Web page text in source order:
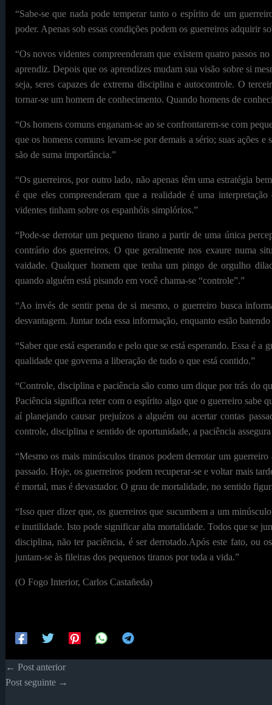
“Sabe-se que nada pode temperar tanto o espírito de um
poder. Apenas sob essas condições podem os guerreiros adquirir
“Os novos videntes compreenderam que existem quatro passos
aprendiz. Depois que os aprendizes mudam sua visão sobre si
seja, seres capazes de extrema disciplina e autocontrole. O
tornar-se um homem de conhecimento. Quando homens de
“Os homens comuns enganam-se ao se confrontarem-se com
que os homens comuns levam-se por demais a sério; suas ações
são de suma importância.”
“Os guerreiros, por outro lado, não apenas têm uma estratégia
é que eles compreenderam que a realidade é uma
videntes tinham sobre os espanhóis simplórios.”
“Pode-se derrotar um pequeno tirano a partir de uma única
contrário dos guerreiros. O que geralmente nos exaure numa
vaidade. Qualquer homem que tenha um pingo de orgulho
quando alguém está pisando em você chama-se “controle”.”
“Ao invés de sentir pena de si mesmo, o guerreiro busca
desvantagem. Juntar toda essa informação, enquanto estão
“Saber que está esperando e pelo que se está esperando. Essa é
qualidade que governa a liberação de tudo o que está contido.”
“Controle, disciplina e paciência são como um dique por trás do
Paciência significa reter com o espírito algo que o guerreiro sabe
aí planejando causar prejuízos a alguém ou acertar contas
controle, disciplina e sentido de oportunidade, a paciência
“Mesmo os mais minúsculos tiranos podem derrotar um
passado. Hoje, os guerreiros podem recuperar-se e voltar mais
é mortal, mas é devastador. O grau de mortalidade, no sentido
“Isso quer dizer que, os guerreiros que sucumbem a um
e inutilidade. Isto pode significar alta mortalidade. Todos que se
disciplina, não ter paciência, é ser derrotado.Após este fato, ou
juntam-se às fileiras dos pequenos tiranos por toda a vida.”
(O Fogo Interior, Carlos Castañeda)
← Post anterior
Post seguinte →